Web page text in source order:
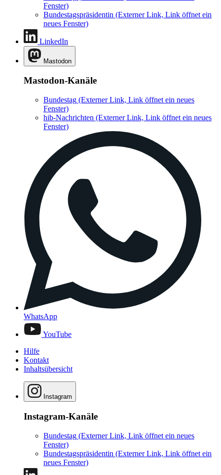
Fenster)
Bundestagspräsidentin (Externer Link, Link öffnet ein
neues Fenster)
LinkedIn
Mastodon
Mastodon-Kanäle
Bundestag (Externer Link, Link öffnet ein neues
Fenster)
hib-Nachrichten (Externer Link, Link öffnet ein neues
Fenster)
WhatsApp
YouTube
Hilfe
Kontakt
Inhaltsübersicht
Instagram
Instagram-Kanäle
Bundestag (Externer Link, Link öffnet ein neues
Fenster)
Bundestagspräsidentin (Externer Link, Link öffnet ein
neues Fenster)